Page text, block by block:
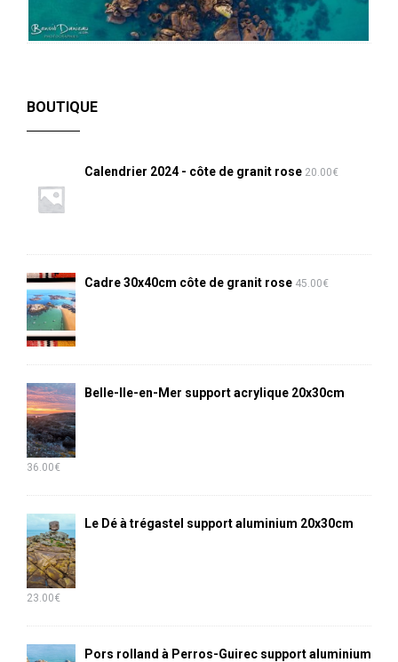
BOUTIQUE
Calendrier 2024 - côte de granit rose 20.00€
Cadre 30x40cm côte de granit rose 45.00€
Belle-Ile-en-Mer support acrylique 20x30cm
36.00€
Le Dé à trégastel support aluminium 20x30cm
23.00€
Pors rolland à Perros-Guirec support aluminium